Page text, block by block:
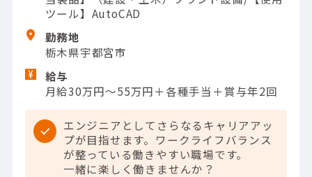
ツール】AutoCAD
勤務地
栃木県宇都宮市
給与
月給30万円〜55万円＋各種手当＋賞与年2回
エンジニアとしてさらなるキャリアアッ
プが目指せます。ワークライフバランス
が整っている働きやすい職場です。
一緒に楽しく働きませんか？